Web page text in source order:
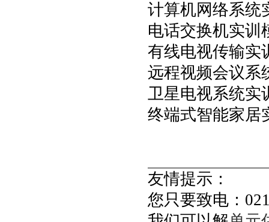
计算机网络系统
电话交换机实训
有线电视传输实
远程视频会议系
卫星电视系统实
终端式智能家居
友情提示：
您只要致电：